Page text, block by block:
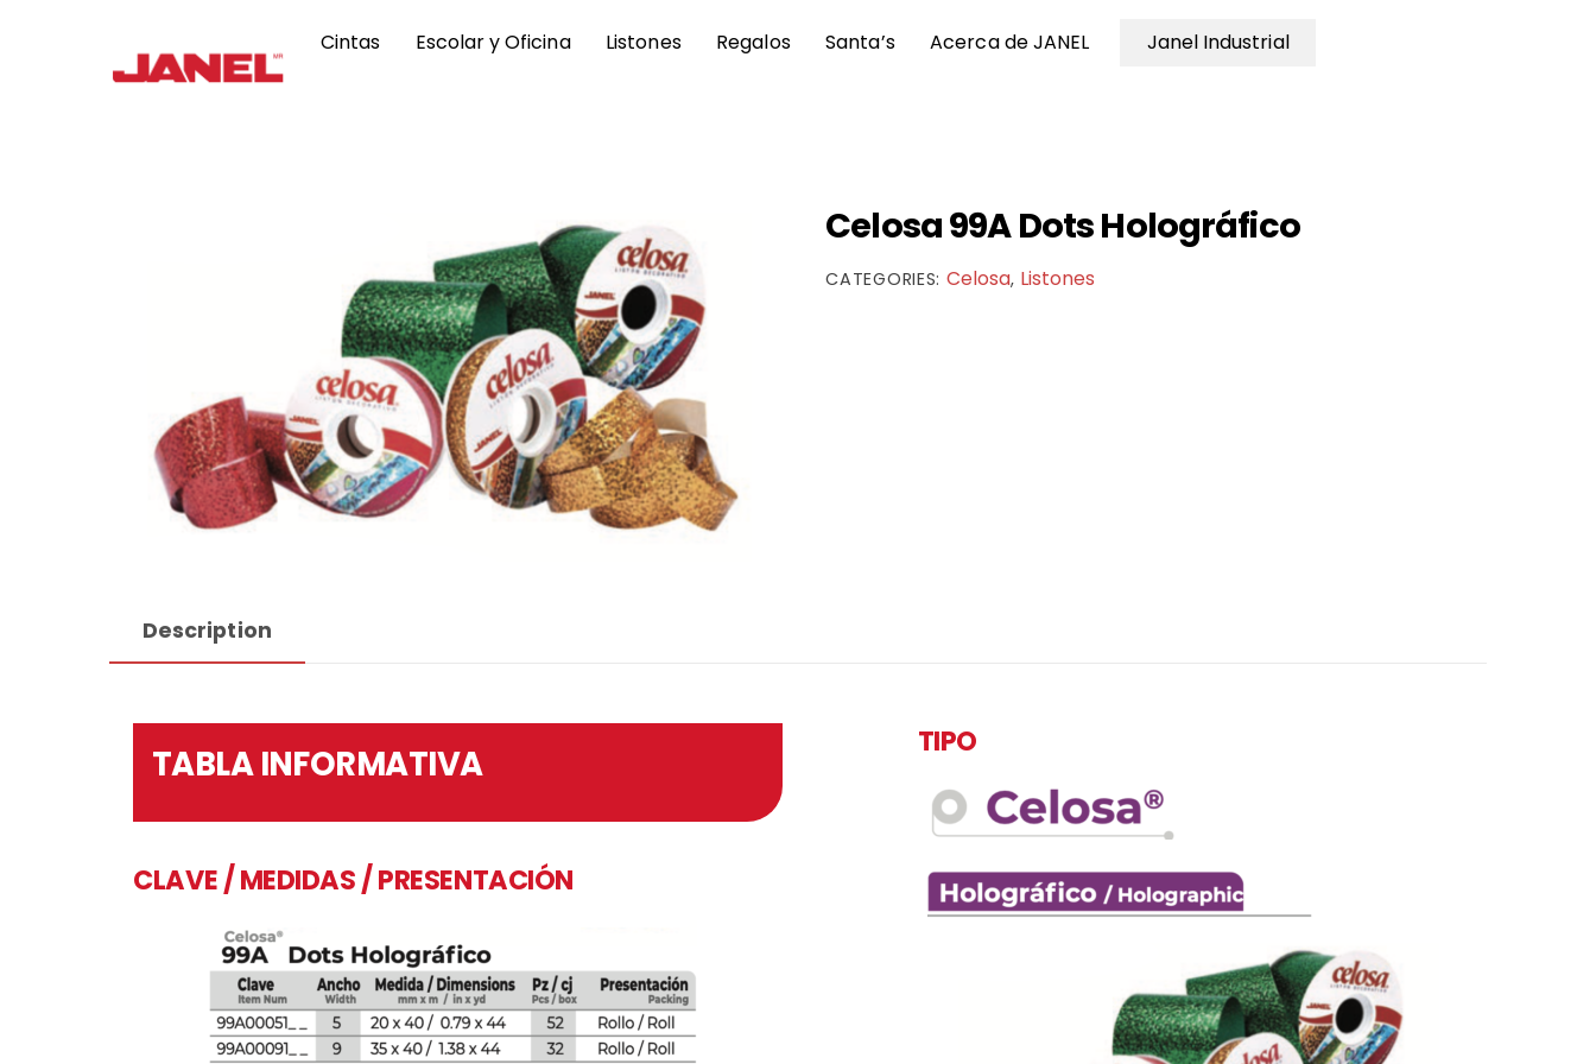
Cintas Escolar y Oficina Listones Regalos Santa’s Acerca de JANEL Janel Industrial
Celosa 99A Dots Holográfico
CATEGORIES: Celosa, Listones
Description
TABLA INFORMATIVA
CLAVE / MEDIDAS / PRESENTACIÓN
TIPO